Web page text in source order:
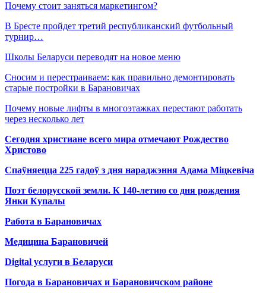
Почему стоит заняться маркетингом?
В Бресте пройдет третий республиканский футбольный
турнир…
Школы Беларуси переводят на новое меню
Сносим и перестраиваем: как правильно демонтировать
старые постройки в Барановичах
Почему новые лифты в многоэтажках перестают работать
через несколько лет
Сегодня христиане всего мира отмечают Рождество
Христово
Спаўняецца 225 гадоў з дня нараджэння Адама Міцкевіча
Поэт белорусской земли. К 140-летию со дня рождения
Янки Купалы
Работа в Барановичах
Медицина Барановичей
Digital услуги в Беларуси
Погода в Барановичах и Барановичском районе